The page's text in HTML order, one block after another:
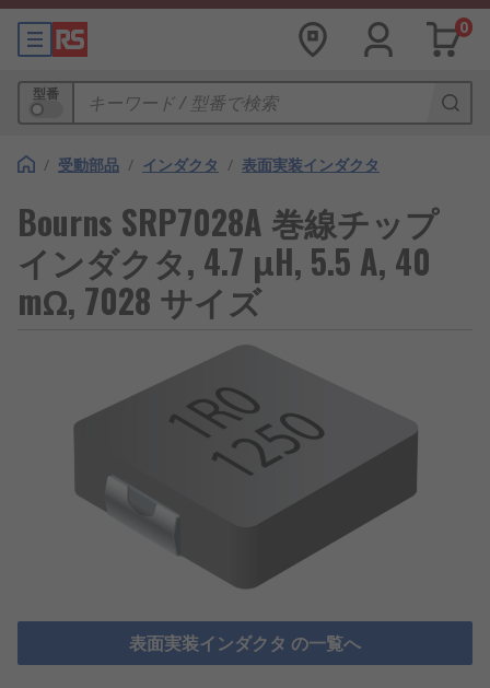
0
型番
/ 受動部品 / インダクタ / 表面実装インダクタ
Bourns SRP7028A 巻線チップ
インダクタ, 4.7 μH, 5.5 A, 40
mΩ, 7028 サイズ
表面実装インダクタ の一覧へ